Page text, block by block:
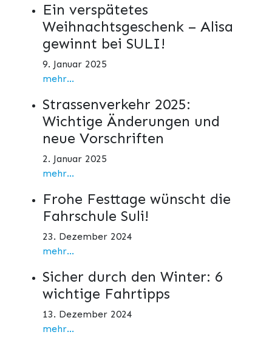
Ein verspätetes
Weihnachtsgeschenk – Alisa
gewinnt bei SULI!
9. Januar 2025
mehr...
Strassenverkehr 2025:
Wichtige Änderungen und
neue Vorschriften
2. Januar 2025
mehr...
Frohe Festtage wünscht die
Fahrschule Suli!
23. Dezember 2024
mehr...
Sicher durch den Winter: 6
wichtige Fahrtipps
13. Dezember 2024
mehr...